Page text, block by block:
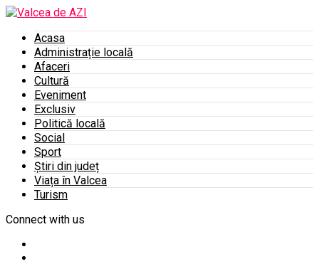
Acasa
Administrație locală
Afaceri
Cultură
Eveniment
Exclusiv
Politică locală
Social
Sport
Știri din județ
Viața în Valcea
Turism
Connect with us